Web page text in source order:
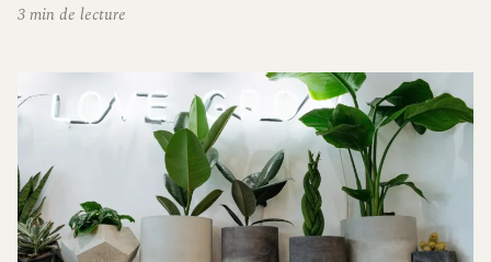
3 min de lecture